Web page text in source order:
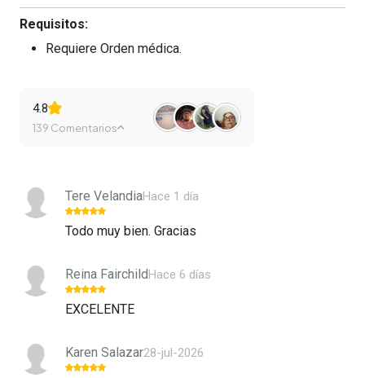
Requisitos:
Requiere Orden médica.
4.8
139 Comentarios
Tere VelandiaHace 1 día
Todo muy bien. Gracias
Reina FairchildHace 6 días
EXCELENTE
Karen Salazar28-jul-2026